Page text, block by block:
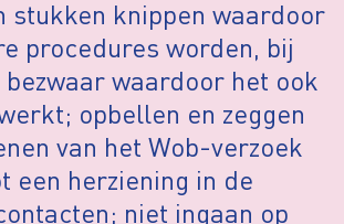
stukken knippen waardoor
procedures worden, bij
waardoor het ook
opbellen en zeggen
van het Wob-verzoek
een herziening in de
niet ingaan op